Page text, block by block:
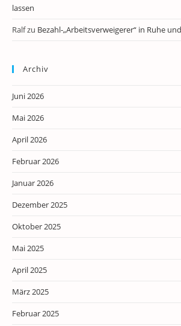
lassen
Ralfzu Bezahl-„Arbeitsverweigerer“ in Ruhe
Archiv
Juni 2026
Mai 2026
April 2026
Februar 2026
Januar 2026
Dezember 2025
Oktober 2025
Mai 2025
April 2025
März 2025
Februar 2025